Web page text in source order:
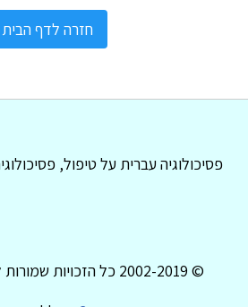
חזרה לדף הבית
פסיכולוגיה עברית על טיפול, פסיכולוגיה
© 2002-2019 כל הזכויות שמורות לפסיכולוגיה עברית